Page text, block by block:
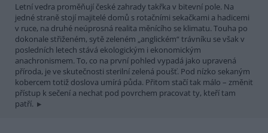
Letní vedra proměňují české zahrady takřka v bitevní pole. Na
jedné straně stojí majitelé domů s rotačními sekačkami a hadicemi
v ruce, na druhé neúprosná realita měnícího se klimatu. Touha po
dokonale střiženém, sytě zeleném „anglickém“ trávníku se však v
posledních letech stává ekologickým i ekonomickým
anachronismem. To, co na první pohled vypadá jako upravená
příroda, je ve skutečnosti sterilní zelená poušť. Pod nízko sekaným
kobercem totiž doslova umírá půda. Přitom stačí tak málo – změnit
přístup k sečení a nechat pod povrchem pracovat ty, kteří tam
patří.